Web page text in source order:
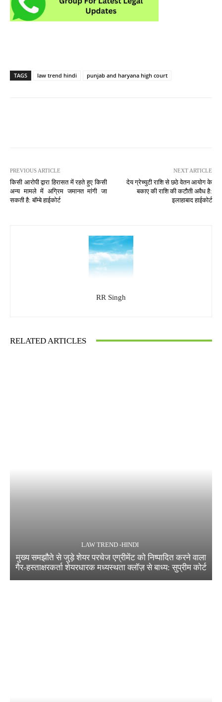
TAGS law trend hindi punjab and haryana high court
PREVIOUS ARTICLE
किसी आरोपी द्वारा हिरासत में रहते हुए किसी
अन्य मामले में अग्रिम जमानत मांगी जा
सकती है: बॉम्बे हाईकोर्ट
NEXT ARTICLE
देय ग्रेच्युटी राशि से छठे वेतन आयोग के
बकाए की राशि की कटौती अवैध है:
इलाहाबाद हाईकोर्ट
RR Singh
RELATED ARTICLES
LAW TREND -HINDI
मुख्य समझौते से जुड़े शेयर परचेज एग्रीमेंट को निष्पादित करने वाला
गैर-हस्ताक्षरकर्ता शेयरधारक मध्यस्थता क्लॉज़ से बाध्य: सुप्रीम कोर्ट